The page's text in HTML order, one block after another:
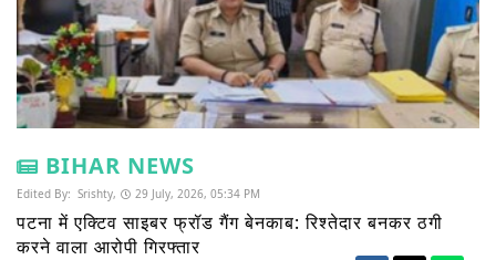
BIHAR NEWS
Edited By: Srishty, 29 July, 2026, 05:34 PM
पटना में एक्टिव साइबर फ्रॉड गैंग बेनकाब: रिश्तेदार बनकर ठगी
करने वाला आरोपी गिरफ्तार